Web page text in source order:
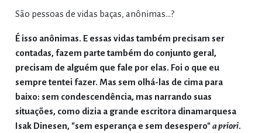
São pessoas de vidas baças, anônimas...?
É isso anônimas. E essas vidas também precisam ser
contadas, fazem parte também do conjunto geral,
precisam de alguém que fale por elas. Foi o que eu
sempre tentei fazer. Mas sem olhá-las de cima para
baixo: sem condescendência, mas narrando suas
situações, como dizia a grande escritora dinamarquesa
Isak Dinesen, "sem esperança e sem desespero"a priori.